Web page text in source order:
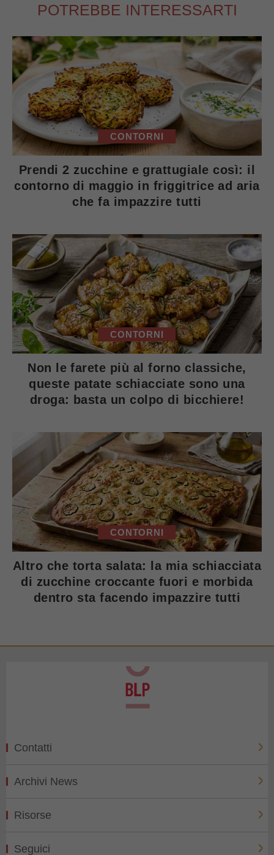
POTREBBE INTERESSARTI
CONTORNI
Prendi 2 zucchine e grattugiale così: il
contorno di maggio in friggitrice ad aria
che fa impazzire tutti
CONTORNI
Non le farete più al forno classiche,
queste patate schiacciate sono una
droga: basta un colpo di bicchiere!
CONTORNI
Altro che torta salata: la mia schiacciata
di zucchine croccante fuori e morbida
dentro sta facendo impazzire tutti
Contatti
Archivi News
Risorse
Seguici